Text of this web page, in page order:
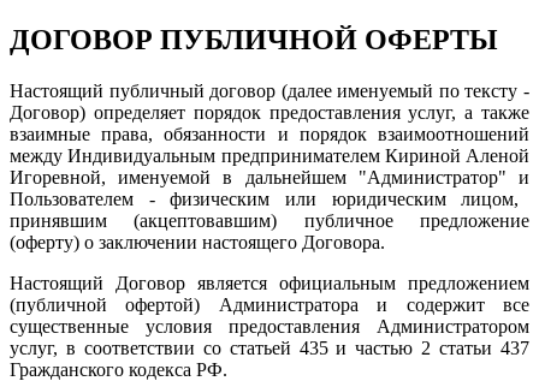
ДОГОВОР ПУБЛИЧНОЙ ОФЕРТЫ
Настоящий публичный договор (далее именуемый по тексту -
Договор) определяет порядок предоставления услуг, а также
взаимные права, обязанности и порядок взаимоотношений
между Индивидуальным предпринимателем Кириной Аленой
Игоревной, именуемой в дальнейшем "Администратор" и
Пользователем - физическим или юридическим лицом,
принявшим (акцептовавшим) публичное предложение
(оферту) о заключении настоящего Договора.
Настоящий Договор является официальным предложением
(публичной офертой) Администратора и содержит все
существенные условия предоставления Администратором
услуг, в соответствии со статьей 435 и частью 2 статьи 437
Гражданского кодекса РФ.